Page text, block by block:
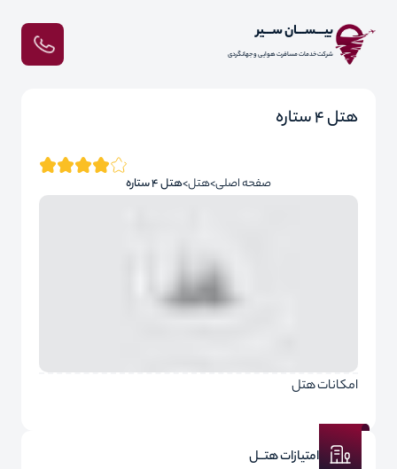
بیـــســـان ســـیر
شرکت خدمات مسافرت هوایی و جهانگردی
هتل 4 ستاره
صفحه اصلی هتل هتل 4 ستاره
امکانات هتل
امتیازات هتــل